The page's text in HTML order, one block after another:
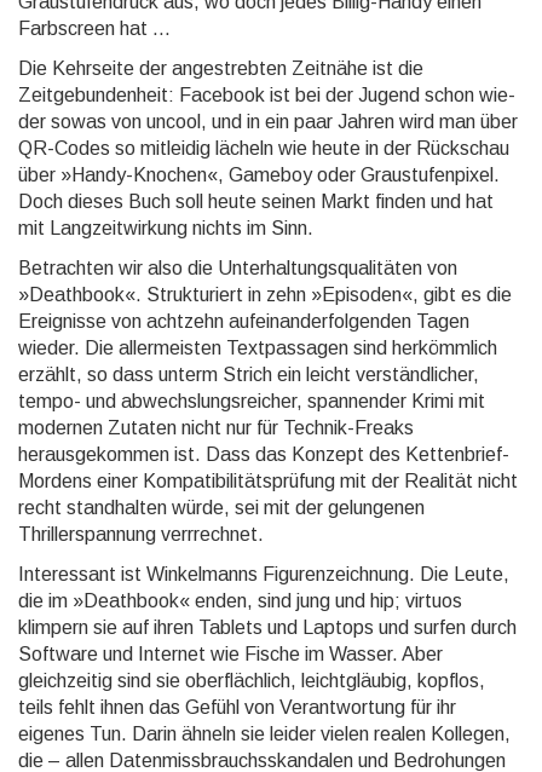
Farbscreen hat ...
Die Kehrseite der angestrebten Zeitnähe ist die
Zeitgebundenheit: Facebook ist bei der Jugend schon wie­
der sowas von uncool, und in ein paar Jahren wird man über
QR-Codes so mitleidig lächeln wie heute in der Rückschau
über »Handy-Knochen«, Gameboy oder Graustufenpixel.
Doch dieses Buch soll heute sei­nen Markt finden und hat
mit Langzeitwirkung nichts im Sinn.
Betrachten wir also die Unterhaltungsqualitäten von
»Deathbook«. Strukturiert in zehn »Episoden«, gibt es die
Ereignisse von achtzehn aufeinanderfolgenden Tagen
wieder. Die allermeisten Textpassagen sind her­kömmlich
erzählt, so dass unterm Strich ein leicht verständlicher,
tempo- und abwechslungsreicher, span­nender Krimi mit
modernen Zutaten nicht nur für Technik-Freaks
herausgekommen ist. Dass das Konzept des Kettenbrief-
Mordens einer Kompatibilitätsprüfung mit der Realität nicht
recht standhalten würde, sei mit der gelungenen
Thrillerspannung verrrechnet.
Interessant ist Winkelmanns Figurenzeichnung. Die Leute,
die im »Deathbook« enden, sind jung und hip; virtuos
klimpern sie auf ihren Tablets und Laptops und surfen durch
Software und Internet wie Fische im Wasser. Aber
gleichzeitig sind sie oberflächlich, leichtgläubig, kopflos,
teils fehlt ihnen das Gefühl von Ver­ant­wor­tung für ihr
eigenes Tun. Darin ähneln sie leider vielen realen Kollegen,
die – allen Daten­miss­brauchs­skan­da­len und Bedrohungen